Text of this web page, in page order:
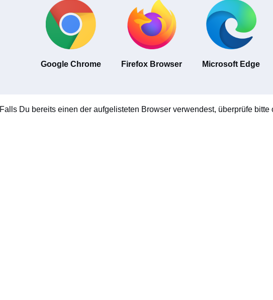
Google Chrome Firefox Browser Microsoft Edge
Falls Du bereits einen der aufgelisteten Browser verwendest, überprüfe bitte